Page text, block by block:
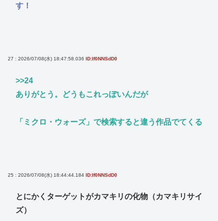
す！
27 : 2026/07/08(水) 18:47:58.036 ID:If0NNSdD0
>>24
ありがとう。どうもこれっぽいんだが
「ミクロ・ウォーズ」で検索すると違う作品でてくる
25 : 2026/07/08(水) 18:44:44.184 ID:If0NNSdD0
とにかくターゲットがカマキリの化物（カマキリサイ
ズ）